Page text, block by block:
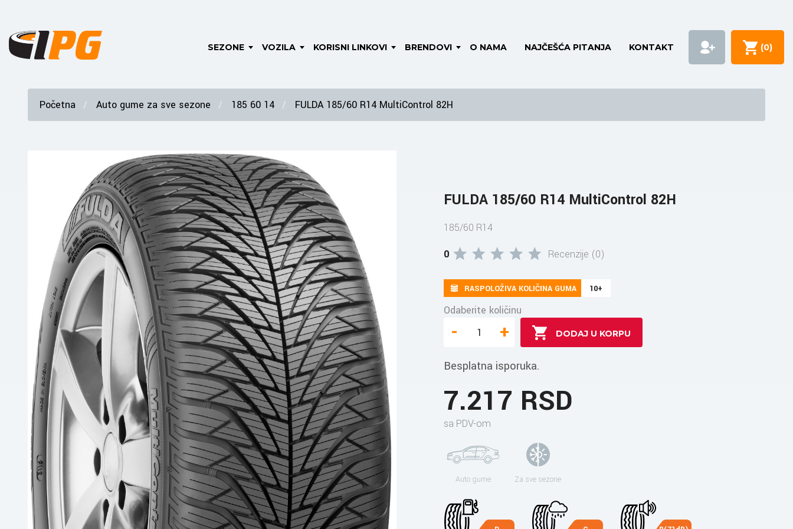
SEZONE VOZILA KORISNI LINKOVI BRENDOVI O NAMA NAJČEŠĆA PITANJA KONTAKT (0)
Početna Auto gume za sve sezone 185 60 14 FULDA 185/60 R14 MultiControl 82H
FULDA 185/60 R14 MultiControl 82H
185/60 R14
0
Recenzije (0)
RASPOLOŽIVA KOLIČINA GUMA 10+
Odaberite količinu
- +
Besplatna isporuka.
7.217 RSD
sa PDV-om
Auto gume Za sve sezone